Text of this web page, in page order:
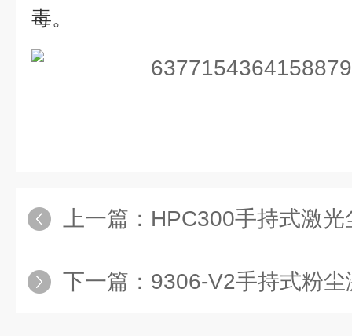
毒。
上一篇： HPC300手持式激
下一篇： 9306-V2手持式粉